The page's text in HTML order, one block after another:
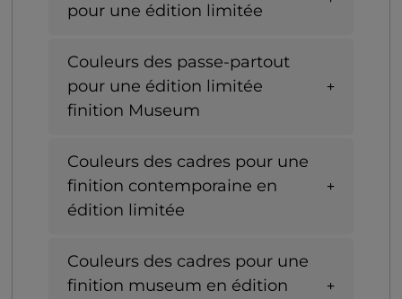
pour une édition limitée
Couleurs des passe-partout
pour une édition limitée
finition Museum
Couleurs des cadres pour une
finition contemporaine en
édition limitée
Couleurs des cadres pour une
finition museum en édition